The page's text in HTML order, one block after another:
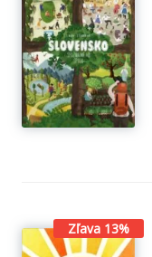
Zľava 13%